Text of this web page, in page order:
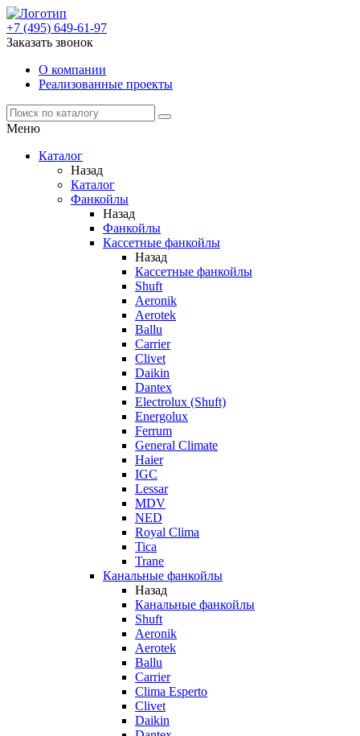
+7 (495) 649-61-97
Заказать звонок
О компании
Реализованные проекты
Меню
Каталог
Назад
Каталог
Фанкойлы
Назад
Фанкойлы
Кассетные фанкойлы
Назад
Кассетные фанкойлы
Shuft
Aeronik
Aerotek
Ballu
Carrier
Clivet
Daikin
Dantex
Electrolux (Shuft)
Energolux
Ferrum
General Climate
Haier
IGC
Lessar
MDV
NED
Royal Clima
Tica
Trane
Канальные фанкойлы
Назад
Канальные фанкойлы
Shuft
Aeronik
Aerotek
Ballu
Carrier
Clima Esperto
Clivet
Daikin